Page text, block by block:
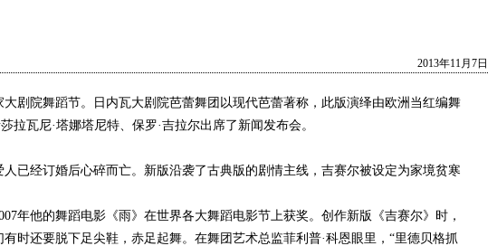
2013年11月7日
院舞蹈节。日内瓦大剧院芭蕾舞团以现代芭蕾著称，此版演绎由欧洲当红编舞
瓦尼·塔娜塔尼特、保罗·吉拉尔出席了新闻发布会。
经订婚后心碎而亡。新版沿袭了古典版的剧情主线，吉赛尔被设定为家境贫寒
他的舞蹈电影《雨》在世界各大舞蹈电影节上获奖。创作新版《吉赛尔》时，
时还要脱下足尖鞋，赤足起舞。在舞团艺术总监菲利普·科恩眼里，“里德贝格抓